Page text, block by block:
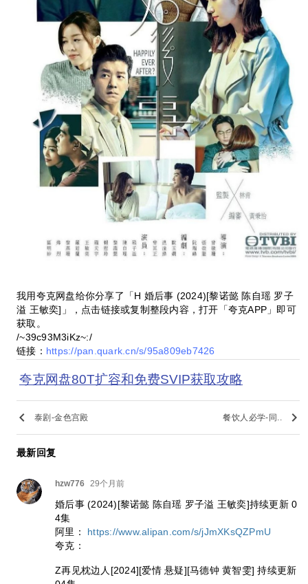
我用夸克网盘给你分享了「H 婚后事 (2024)[黎诺懿 陈自瑶 罗子
溢 王敏奕]」，点击链接或复制整段内容，打开「夸克APP」即可
获取。
/~39c93M3iKz~:/
链接： https://pan.quark.cn/s/95a809eb7426
夸克网盘80T扩容和免费SVIP获取攻略
keyboard_arrow_left 泰剧-金色宫殿 餐饮人必学-同.. keyboard_arrow_right
最新回复
hzw776 29个月前
婚后事 (2024)[黎诺懿 陈自瑶 罗子溢 王敏奕]持续更新 0
4集
阿里： https://www.alipan.com/s/jJmXKsQZPmU
夸克：
Z再见枕边人[2024][爱情 悬疑][马德钟 黄智雯] 持续更新